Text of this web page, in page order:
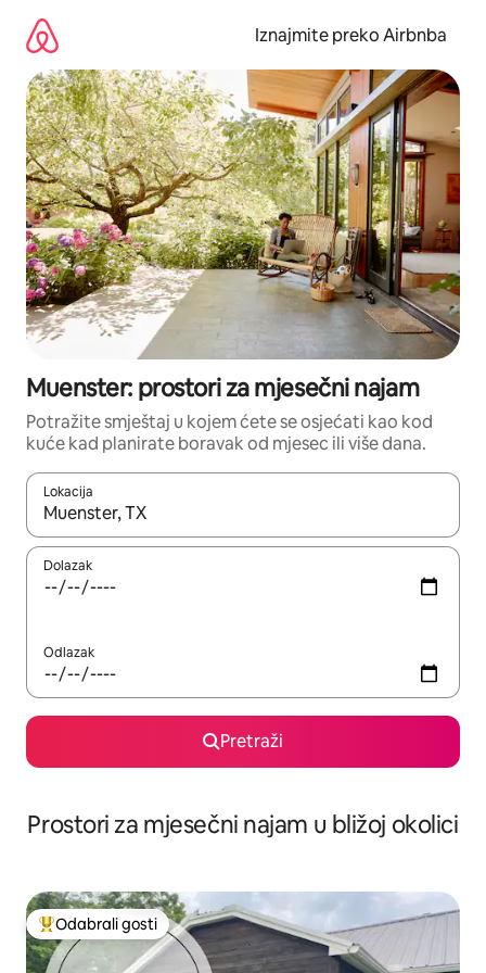
sadržaj
Iznajmite preko Airbnba
Muenster: prostori za mjesečni najam
Potražite smještaj u kojem ćete se osjećati kao kod
kuće kad planirate boravak od mjesec ili više dana.
Lokacija
Kada budu dostupni rezultati, moći ćete ih pregledati
Dolazak
Odlazak
Pretraži
Prostori za mjesečni najam u bližoj okolici
Među najviše rangiranima s oznakom „Odabrali gosti”
Odabrali gosti